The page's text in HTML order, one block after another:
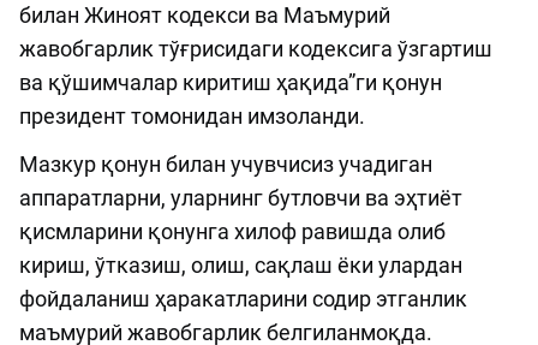
билан Жиноят кодекси ва Маъмурий
жавобгарлик тўғрисидаги кодексига ўзгартиш
ва қўшимчалар киритиш ҳақида”ги қонун
президент томонидан имзоланди.
Мазкур қонун билан учувчисиз учадиган
аппаратларни, уларнинг бутловчи ва эҳтиёт
қисмларини қонунга хилоф равишда олиб
кириш, ўтказиш, олиш, сақлаш ёки улардан
фойдаланиш ҳаракатларини содир этганлик
маъмурий жавобгарлик белгиланмоқда.